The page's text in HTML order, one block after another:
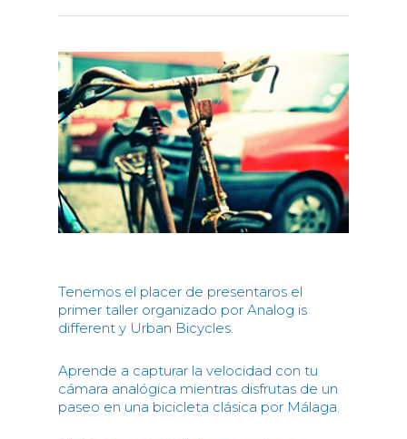
Tenemos el placer de presentaros el
primer taller organizado por Analog is
different y Urban Bicycles.
Aprende a capturar la velocidad con tu
cámara analógica mientras disfrutas de un
paseo en una bicicleta clásica por Málaga.